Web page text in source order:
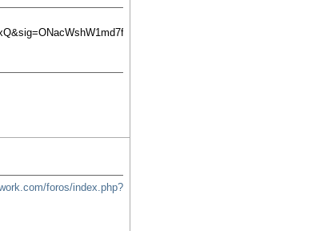
foros/index.php?